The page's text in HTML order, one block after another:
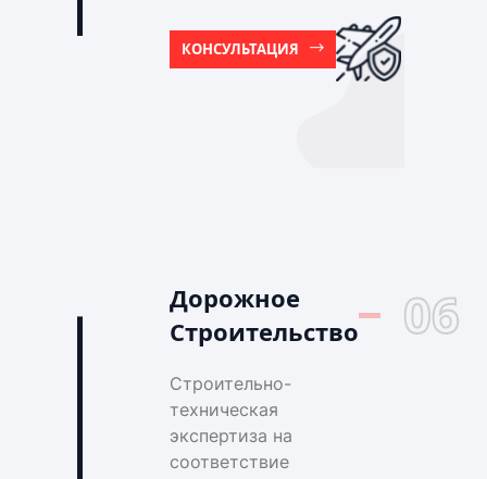
КОНСУЛЬТАЦИЯ
Дорожное
Строительство
06
Строительно-
техническая
экспертиза на
соответствие